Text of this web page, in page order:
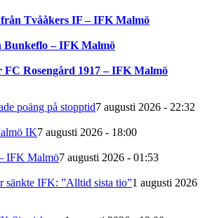
Tvååkers IF – IFK Malmö
– IFK Malmö
FC Rosengård 1917 – IFK Malmö
poäng på stopptid7 augusti 2026 - 22:32
IK7 augusti 2026 - 18:00
IFK Malmö7 augusti 2026 - 01:53
sänkte IFK: ”Alltid sista tio”1 augusti 2026